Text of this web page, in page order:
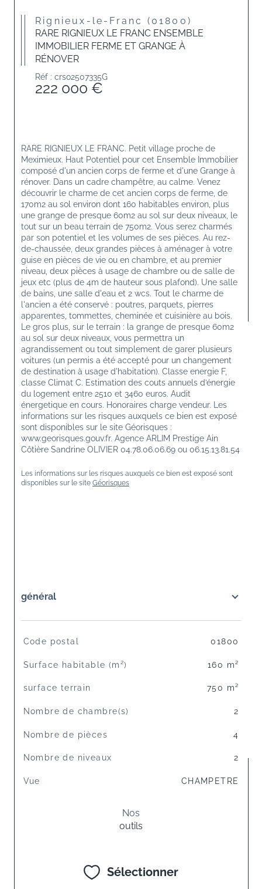
Rignieux-le-Franc (01800)
RARE RIGNIEUX LE FRANC ENSEMBLE
IMMOBILIER FERME ET GRANGE À
RÉNOVER
Réf : crso2507335G
222 000 €
RARE RIGNIEUX LE FRANC. Petit village proche de
Meximieux. Haut Potentiel pour cet Ensemble Immobilier
composé d'un ancien corps de ferme et d'une Grange à
rénover. Dans un cadre champêtre, au calme. Venez
découvrir le charme de cet ancien corps de ferme, de
170m2 au sol environ dont 160 habitables environ, plus
une grange de presque 60m2 au sol sur deux niveaux, le
tout sur un beau terrain de 750m2. Vous serez charmés
par son potentiel et les volumes de ses pièces. Au rez-
de-chaussée, deux grandes pièces à aménager à votre
guise en pièces de vie ou en chambre, et au premier
niveau, deux pièces à usage de chambre ou de salle de
jeux etc (plus de 4m de hauteur sous plafond). Une salle
de bains, une salle d'eau et 2 wcs. Tout le charme de
l'ancien a été conservé : poutres, parquets, pierres
apparentes, tommettes, cheminée et cuisinière au bois.
Le gros plus, sur le terrain : la grange de presque 60m2
au sol sur deux niveaux, vous permettra un
agrandissement ou tout simplement de garer plusieurs
voitures (un permis a été accepté pour un changement
de destination à usage d'habitation). Classe energie F,
classe Climat C. Estimation des couts annuels d’énergie
du logement entre 2510 et 3460 euros. Audit
énergetique en cours. Honoraires charge vendeur. Les
informations sur les risques auxquels ce bien est exposé
sont disponibles sur le site Géorisques :
www.georisques.gouv.fr. Agence ARLIM Prestige Ain
Côtière Sandrine OLIVIER 04.78.06.06.69 ou 06.15.13.81.54
Les informations sur les risques auxquels ce bien est exposé sont
disponibles sur le site Géorisques
général
TRAD_SIROCCO_Caracteristique
Code postal 01800
Surface habitable (m²) 160 m²
surface terrain 750 m²
Nombre de chambre(s) 2
Nombre de pièces 4
Nombre de niveaux 2
Vue CHAMPETRE
Nos
outils
Sélectionner